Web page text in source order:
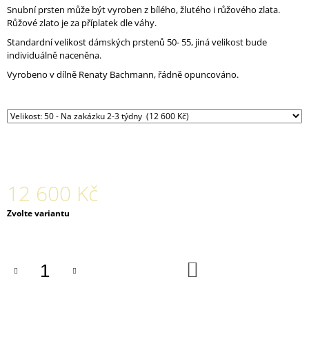
Snubní prsten může být vyroben z bílého, žlutého i růžového zlata.
Růžové zlato je za příplatek dle váhy.
Standardní velikost dámských prstenů 50- 55, jiná velikost bude
individuálně naceněna.
Vyrobeno v dílně Renaty Bachmann, řádně opuncováno.
12 600 Kč
Měrná
Zvolte variantu
PRSTEN
003
3
200